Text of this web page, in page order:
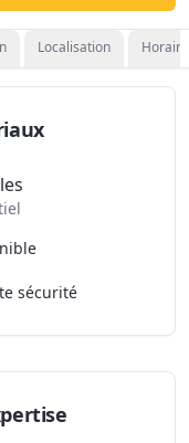
Localisation
sécurité